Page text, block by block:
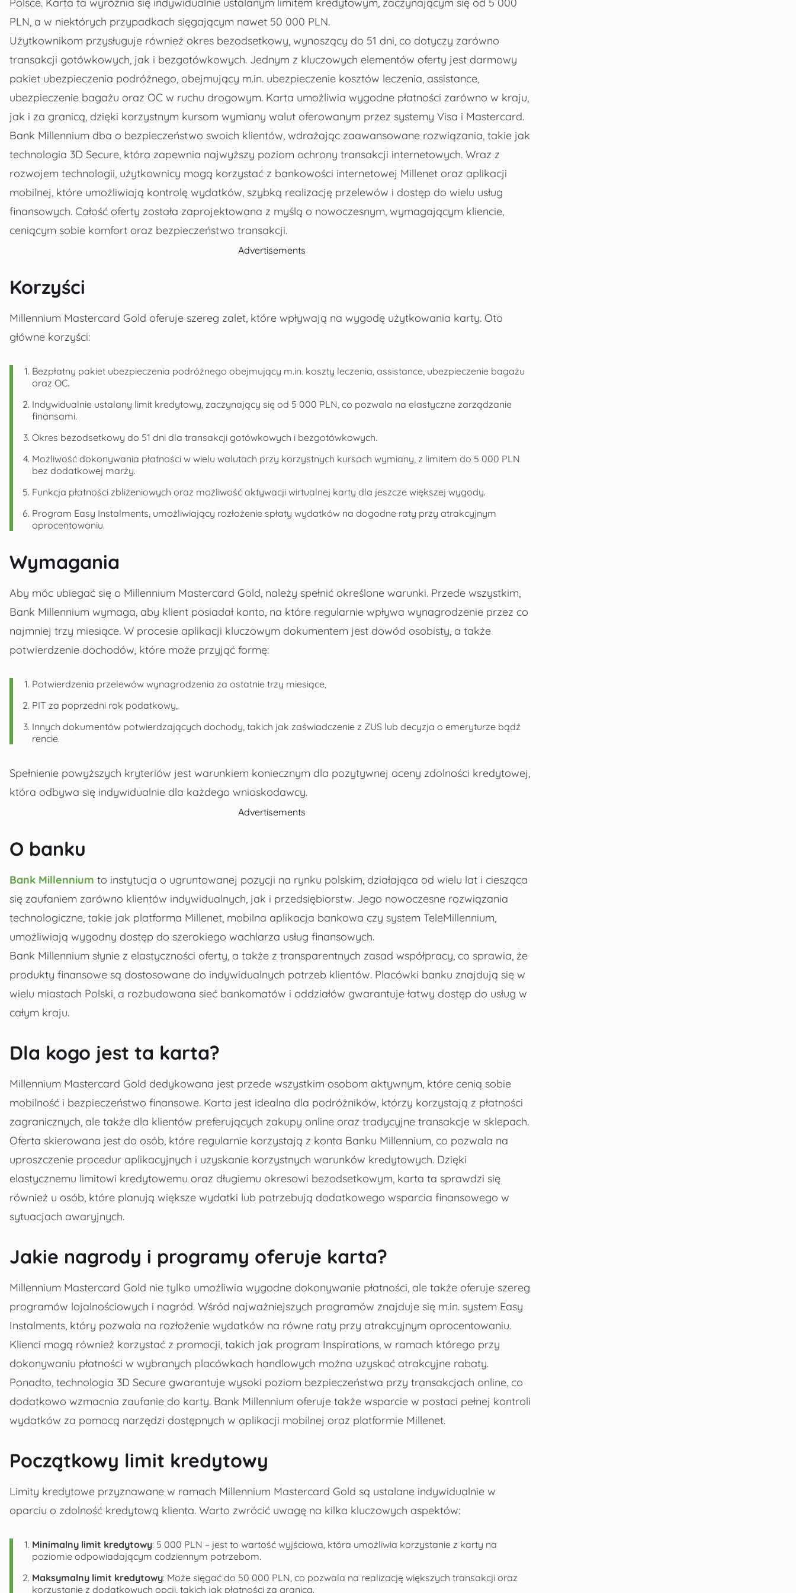
PLN, a w niektórych przypadkach sięgającym nawet 50 000 PLN.
Użytkownikom przysługuje również okres bezodsetkowy, wynoszący do 51 dni, co dotyczy zarówno
transakcji gotówkowych, jak i bezgotówkowych. Jednym z kluczowych elementów oferty jest darmowy
pakiet ubezpieczenia podróżnego, obejmujący m.in. ubezpieczenie kosztów leczenia, assistance,
ubezpieczenie bagażu oraz OC w ruchu drogowym. Karta umożliwia wygodne płatności zarówno w kraju,
jak i za granicą, dzięki korzystnym kursom wymiany walut oferowanym przez systemy Visa i Mastercard.
Bank Millennium dba o bezpieczeństwo swoich klientów, wdrażając zaawansowane rozwiązania, takie jak
technologia 3D Secure, która zapewnia najwyższy poziom ochrony transakcji internetowych. Wraz z
rozwojem technologii, użytkownicy mogą korzystać z bankowości internetowej Millenet oraz aplikacji
mobilnej, które umożliwiają kontrolę wydatków, szybką realizację przelewów i dostęp do wielu usług
finansowych. Całość oferty została zaprojektowana z myślą o nowoczesnym, wymagającym kliencie,
ceniącym sobie komfort oraz bezpieczeństwo transakcji.
Advertisements
Korzyści
Millennium Mastercard Gold oferuje szereg zalet, które wpływają na wygodę użytkowania karty. Oto
główne korzyści:
Bezpłatny pakiet ubezpieczenia podróżnego obejmujący m.in. koszty leczenia, assistance, ubezpieczenie bagażu
oraz OC.
Indywidualnie ustalany limit kredytowy, zaczynający się od 5 000 PLN, co pozwala na elastyczne zarządzanie
finansami.
Okres bezodsetkowy do 51 dni dla transakcji gotówkowych i bezgotówkowych.
Możliwość dokonywania płatności w wielu walutach przy korzystnych kursach wymiany, z limitem do 5 000 PLN
bez dodatkowej marży.
Funkcja płatności zbliżeniowych oraz możliwość aktywacji wirtualnej karty dla jeszcze większej wygody.
Program Easy Instalments, umożliwiający rozłożenie spłaty wydatków na dogodne raty przy atrakcyjnym
oprocentowaniu.
Wymagania
Aby móc ubiegać się o Millennium Mastercard Gold, należy spełnić określone warunki. Przede wszystkim,
Bank Millennium wymaga, aby klient posiadał konto, na które regularnie wpływa wynagrodzenie przez co
najmniej trzy miesiące. W procesie aplikacji kluczowym dokumentem jest dowód osobisty, a także
potwierdzenie dochodów, które może przyjąć formę:
Potwierdzenia przelewów wynagrodzenia za ostatnie trzy miesiące,
PIT za poprzedni rok podatkowy,
Innych dokumentów potwierdzających dochody, takich jak zaświadczenie z ZUS lub decyzja o emeryturze bądź
rencie.
Spełnienie powyższych kryteriów jest warunkiem koniecznym dla pozytywnej oceny zdolności kredytowej,
która odbywa się indywidualnie dla każdego wnioskodawcy.
Advertisements
O banku
Bank Millennium to instytucja o ugruntowanej pozycji na rynku polskim, działająca od wielu lat i ciesząca
się zaufaniem zarówno klientów indywidualnych, jak i przedsiębiorstw. Jego nowoczesne rozwiązania
technologiczne, takie jak platforma Millenet, mobilna aplikacja bankowa czy system TeleMillennium,
umożliwiają wygodny dostęp do szerokiego wachlarza usług finansowych.
Bank Millennium słynie z elastyczności oferty, a także z transparentnych zasad współpracy, co sprawia, że
produkty finansowe są dostosowane do indywidualnych potrzeb klientów. Placówki banku znajdują się w
wielu miastach Polski, a rozbudowana sieć bankomatów i oddziałów gwarantuje łatwy dostęp do usług w
całym kraju.
Dla kogo jest ta karta?
Millennium Mastercard Gold dedykowana jest przede wszystkim osobom aktywnym, które cenią sobie
mobilność i bezpieczeństwo finansowe. Karta jest idealna dla podróżników, którzy korzystają z płatności
zagranicznych, ale także dla klientów preferujących zakupy online oraz tradycyjne transakcje w sklepach.
Oferta skierowana jest do osób, które regularnie korzystają z konta Banku Millennium, co pozwala na
uproszczenie procedur aplikacyjnych i uzyskanie korzystnych warunków kredytowych. Dzięki
elastycznemu limitowi kredytowemu oraz długiemu okresowi bezodsetkowym, karta ta sprawdzi się
również u osób, które planują większe wydatki lub potrzebują dodatkowego wsparcia finansowego w
sytuacjach awaryjnych.
Jakie nagrody i programy oferuje karta?
Millennium Mastercard Gold nie tylko umożliwia wygodne dokonywanie płatności, ale także oferuje szereg
programów lojalnościowych i nagród. Wśród najważniejszych programów znajduje się m.in. system Easy
Instalments, który pozwala na rozłożenie wydatków na równe raty przy atrakcyjnym oprocentowaniu.
Klienci mogą również korzystać z promocji, takich jak program Inspirations, w ramach którego przy
dokonywaniu płatności w wybranych placówkach handlowych można uzyskać atrakcyjne rabaty.
Ponadto, technologia 3D Secure gwarantuje wysoki poziom bezpieczeństwa przy transakcjach online, co
dodatkowo wzmacnia zaufanie do karty. Bank Millennium oferuje także wsparcie w postaci pełnej kontroli
wydatków za pomocą narzędzi dostępnych w aplikacji mobilnej oraz platformie Millenet.
Początkowy limit kredytowy
Limity kredytowe przyznawane w ramach Millennium Mastercard Gold są ustalane indywidualnie w
oparciu o zdolność kredytową klienta. Warto zwrócić uwagę na kilka kluczowych aspektów:
Minimalny limit kredytowy: 5 000 PLN – jest to wartość wyjściowa, która umożliwia korzystanie z karty na
poziomie odpowiadającym codziennym potrzebom.
Maksymalny limit kredytowy: Może sięgać do 50 000 PLN, co pozwala na realizację większych transakcji oraz
korzystanie z dodatkowych opcji, takich jak płatności za granicą.